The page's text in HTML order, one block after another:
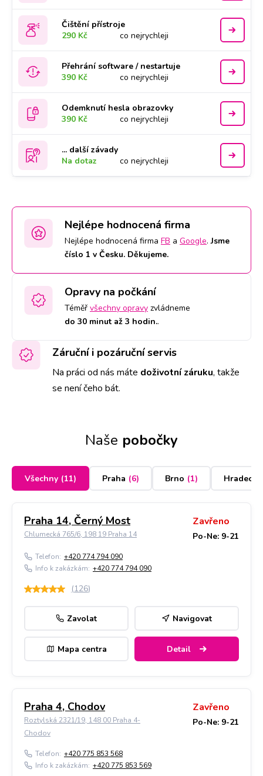
Čištění přístroje
290 Kč
co nejrychleji
Přehrání software / nestartuje
390 Kč
co nejrychleji
Odemknutí hesla obrazovky
390 Kč
co nejrychleji
... další závady
Na dotaz
co nejrychleji
Nejlépe hodnocená firma
Nejlépe hodnocená firma FB a Google.Jsme
číslo 1 v Česku. Děkujeme.
Opravy na počkání
Téměř všechny opravy zvládneme
do 30 minut až 3 hodin..
Záruční i pozáruční servis
Na práci od nás máte doživotní záruku, takže
se není čeho bát.
Naše pobočky
Všechny (11) Praha (6) Brno (1) Hradec
Praha 14, Černý Most
Chlumecká 765/6, 198 19 Praha 14
Zavřeno
Po-Ne: 9-21
Telefon: +420 774 794 090
Info k zakázkám: +420 774 794 090
(126)
Zavolat Navigovat
Mapa centra Detail
Praha 4, Chodov
Roztylská 2321/19, 148 00 Praha 4-
Chodov
Zavřeno
Po-Ne: 9-21
Telefon: +420 775 853 568
Info k zakázkám: +420 775 853 569